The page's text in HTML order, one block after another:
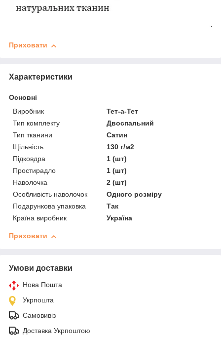
Приховати
Характеристики
Основні
Виробник
Тет-а-Тет
Тип комплекту
Двоспальний
Тип тканини
Сатин
Щільність
130 г/м2
Підковдра
1 (шт)
Простирадло
1 (шт)
Наволочка
2 (шт)
Особливість наволочок
Одного розміру
Подарункова упаковка
Так
Країна виробник
Україна
Приховати
Умови доставки
Нова Пошта
Укрпошта
Самовивіз
Доставка Укрпоштою